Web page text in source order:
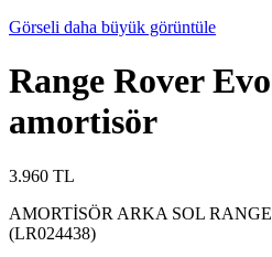
Görseli daha büyük görüntüle
Range Rover
amortisör
3.960 TL
AMORTİSÖR ARKA SOL
(LR024438)